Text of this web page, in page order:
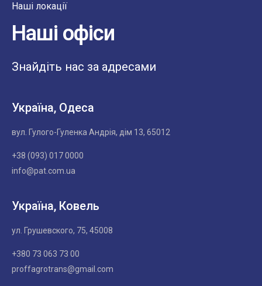
Наші локації
Наші офіси
Знайдіть нас за адресами
Україна, Одеса
вул. Гулого-Гуленка Андрія, дім 13, 65012
+38 (093) 017 0000
info@pat.com.ua
Україна, Ковель
ул. Грушевского, 75, 45008
+380 73 063 73 00
proffagrotrans@gmail.com